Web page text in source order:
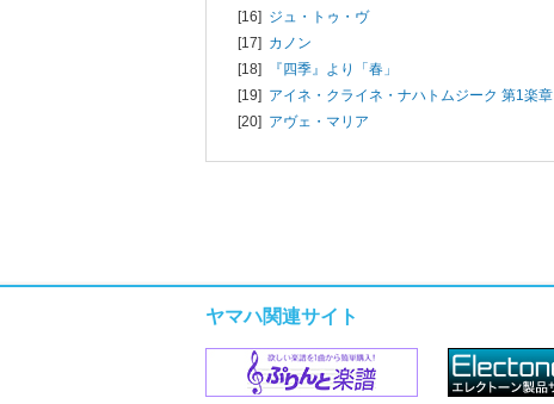
[16] ジュ・トゥ・ヴ
[17] カノン
[18]
『四季』より「春」
[19] アイネ・クライネ・ナハトムジーク 第1楽章
[20] アヴェ・マリア
ヤマハ関連サイト